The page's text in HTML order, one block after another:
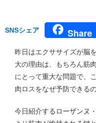
SNSシェア Share
昨日はエクササイズが脳
大の理由は、もちろん筋
にとって重大な問題で、
肉ロスをなぜ予防できる
今日紹介するローザンヌ